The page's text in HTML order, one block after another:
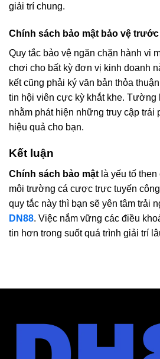
giải trí chung.
Chính sách bảo mật bảo vệ
Quy tắc bảo vệ ngăn chặn hành vi
chơi cho bất kỳ đơn vị kinh doanh
kết cũng phải ký văn bản thỏa
tin hội viên cực kỳ khắt khe.
nhằm phát hiện những truy cập trái
hiệu quả cho bạn.
Kết luận
Chính sách bảo mật là yếu tố
môi trường cá cược trực tuyến
quy tắc này thì bạn sẽ yên tâm trải
DN88. Việc nắm vững các điều
tin hơn trong suốt quá trình giải trí